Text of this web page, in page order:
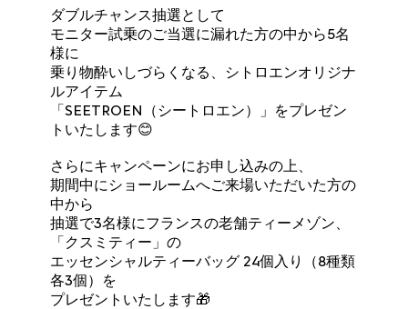
ダブルチャンス抽選として
モニター試乗のご当選に漏れた方の中から5名
様に
乗り物酔いしづらくなる、シトロエンオリジナ
ルアイテム
「SEETROEN（シートロエン）」をプレゼン
トいたします😊
さらにキャンペーンにお申し込みの上、
期間中にショールームへご来場いただいた方の
中から
抽選で3名様にフランスの老舗ティーメゾン、
「クスミティー」の
エッセンシャルティーバッグ 24個入り（8種類
各3個）を
プレゼントいたします🎁